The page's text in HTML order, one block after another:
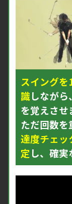
スイング
識しなが
を覚えさせ
ただ回数
達度チェッ
定 し、確実